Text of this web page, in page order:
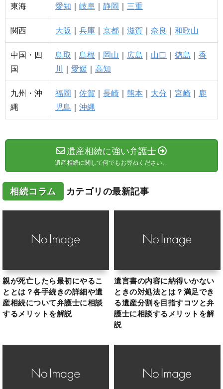
東海 愛知 ｜ 岐阜 ｜ 静岡 ｜ 三重
関西 大阪 ｜ 兵庫 ｜ 京都 ｜ 滋賀 ｜ 奈良 ｜ 和歌山
中国・四
国
鳥取 ｜ 島根 ｜ 岡山 ｜ 広島 ｜ 山口 ｜ 徳島 ｜ 香
川 ｜ 愛媛 ｜ 高知
九州・沖
縄
福岡 ｜ 佐賀 ｜ 長崎 ｜ 熊本 ｜ 大分 ｜ 宮崎 ｜ 鹿
児島 ｜ 沖縄
遺産相続に強い弁護士
遺産相続に関して何でもお尋ねください。
相続コラム カテゴリの最新記事
親が死亡したら最初にやるこ
ととは？各手続きの詳細や遺
産相続について弁護士に相談
するメリットを解説
遺言書の内容に納得いかない
ときの対処法とは？満足でき
る遺産分割を目指すコツと弁
護士に相談するメリットを解
説